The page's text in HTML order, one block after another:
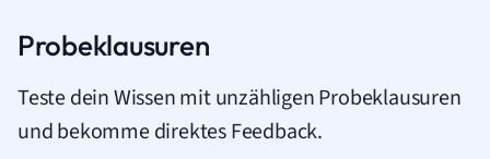
Probeklausuren
Teste dein Wissen mit unzähligen Probeklausuren
und bekomme direktes Feedback.